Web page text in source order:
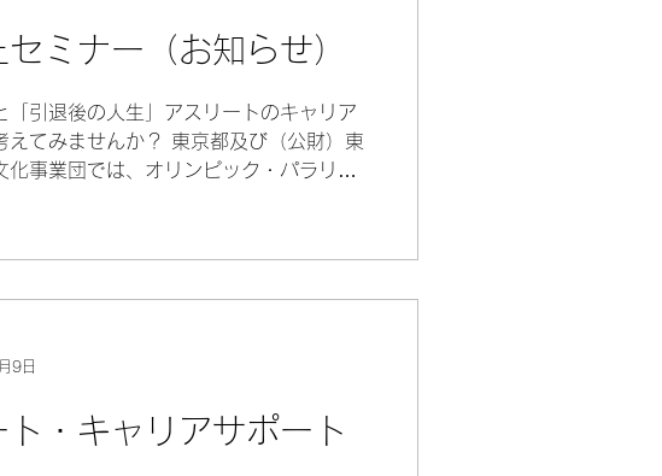
ミナー（お知らせ）
「引退後の人生」アスリートのキャリア
えてみませんか？ 東京都及び（公財）東
化事業団では、オリンピック・パラリン
る「アス...
ト・キャリアサポート
9日